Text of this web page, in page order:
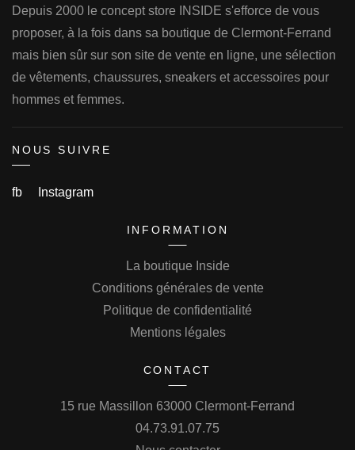
Depuis 2000 le concept store INSIDE s'efforce de vous
proposer, à la fois dans sa boutique de Clermont-Ferrand
mais bien sûr sur son site de vente en ligne, une sélection
de vêtements, chaussures, sneakers et accessoires pour
hommes et femmes.
NOUS SUIVRE
fb Instagram
INFORMATION
La boutique Inside
Conditions générales de vente
Politique de confidentialité
Mentions légales
CONTACT
15 rue Massillon 63000 Clermont-Ferrand
04.73.91.07.75